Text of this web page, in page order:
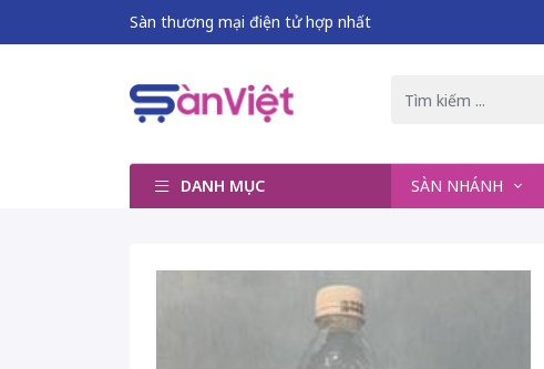
Sàn thương mại điện tử hợp nhất
DANH MỤC SÀN NHÁNH